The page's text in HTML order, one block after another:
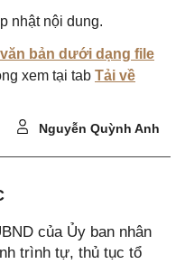
nhật nội dung.
văn bản dưới dạng file
xem tại tab Tải về
Nguyễn Quỳnh Anh
của Ủy ban nhân
trình tự, thủ tục tổ